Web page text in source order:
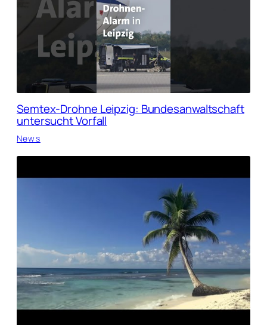
Semtex-Drohne Leipzig: Bundesanwaltschaft
untersucht Vorfall
News